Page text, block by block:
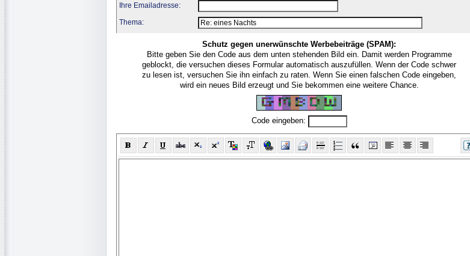
Ihre Emailadresse:
Thema:
Schutz gegen unerwünschte Werbebeiträge (SPAM):
Bitte geben Sie den Code aus dem unten stehenden Bild ein. Damit werden Programme
geblockt, die versuchen dieses Formular automatisch auszufüllen. Wenn der Code schwer
zu lesen ist, versuchen Sie ihn einfach zu raten. Wenn Sie einen falschen Code eingeben,
wird ein neues Bild erzeugt und Sie bekommen eine weitere Chance.
Code eingeben: